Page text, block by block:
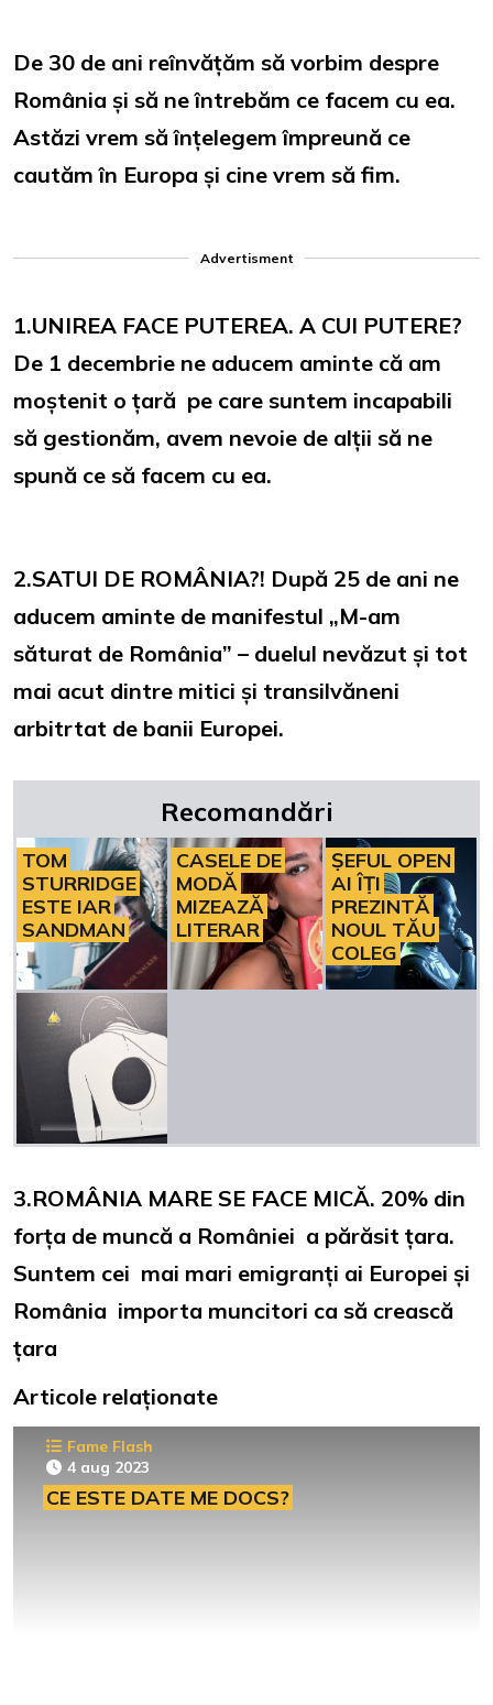
De 30 de ani reînvățăm să vorbim despre
România și să ne întrebăm ce facem cu ea.
Astăzi vrem să înțelegem împreună ce
cautăm în Europa și cine vrem să fim.
Advertisment
1.UNIREA FACE PUTEREA. A CUI PUTERE?
De 1 decembrie ne aducem aminte că am
moștenit o țară pe care suntem incapabili
să gestionăm, avem nevoie de alții să ne
spună ce să facem cu ea.
2.SATUI DE ROMÂNIA?! După 25 de ani ne
aducem aminte de manifestul „M-am
săturat de România” – duelul nevăzut și tot
mai acut dintre mitici și transilvăneni
arbitrtat de banii Europei.
Recomandări
TOM
STURRIDGE
ESTE IAR
SANDMAN
CASELE DE
MODĂ
MIZEAZĂ
LITERAR
ȘEFUL OPEN
AI ÎȚI
PREZINTĂ
NOUL TĂU
COLEG
3.ROMÂNIA MARE SE FACE MICĂ. 20% din
forța de muncă a României a părăsit țara.
Suntem cei mai mari emigranți ai Europei și
România importa muncitori ca să crească
țara
Articole relaționate
Fame Flash
4 aug 2023
CE ESTE DATE ME DOCS?